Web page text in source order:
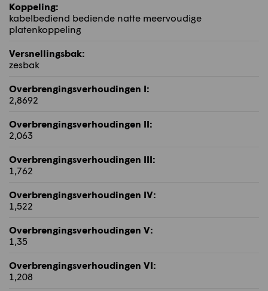
Koppeling:
kabelbediend bediende natte meervoudige
platenkoppeling
Versnellingsbak:
zesbak
Overbrengingsverhoudingen I:
2,8692
Overbrengingsverhoudingen II:
2,063
Overbrengingsverhoudingen III:
1,762
Overbrengingsverhoudingen IV:
1,522
Overbrengingsverhoudingen V:
1,35
Overbrengingsverhoudingen VI:
1,208